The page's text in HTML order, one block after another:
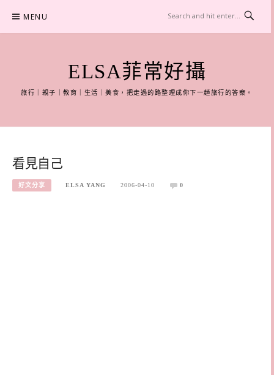
content
MENU
ELSA菲常好攝
旅行｜親子｜教育｜生活｜美食，把走過的路整理成你下一趟旅行的答案。
看見自己
好文分享 ELSA YANG 2006-04-10 0